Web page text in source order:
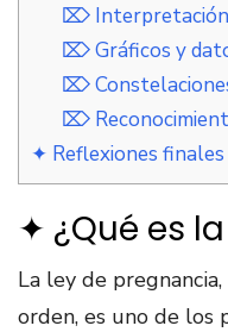
⌦ Interpretación
⌦ Gráficos y
⌦
⌦
✦ Reflexiones finales
✦ ¿Qué es
La ley de
orden, es uno de los